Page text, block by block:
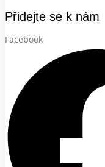
Přidejte se k nám
Facebook